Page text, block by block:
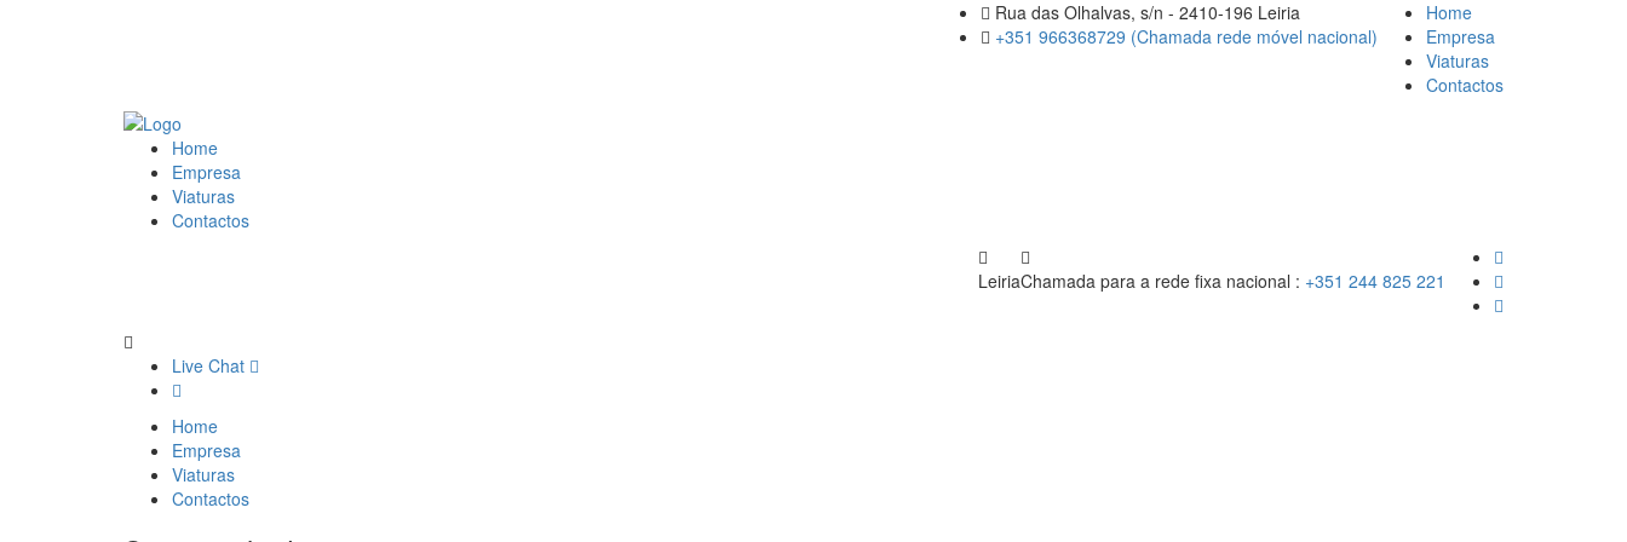
Home
Empresa
Viaturas
Contactos
Rua das Olhalvas, s/n - 2410-196 Leiria
+351 966368729 (Chamada rede móvel nacional)
Home
Empresa
Viaturas
Contactos
Chamada para a rede fixa nacional : +351 244 825 221
Leiria
Live Chat
Home
Empresa
Viaturas
Contactos